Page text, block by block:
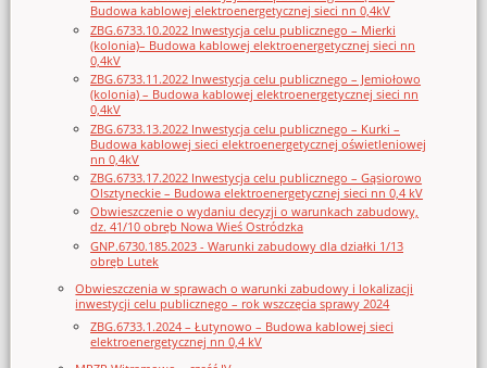
Budowa kablowej elektroenergetycznej sieci nn 0,4kV
ZBG.6733.10.2022 Inwestycja celu publicznego – Mierki
(kolonia)– Budowa kablowej elektroenergetycznej sieci nn
0,4kV
ZBG.6733.11.2022 Inwestycja celu publicznego – Jemiołowo
(kolonia) – Budowa kablowej elektroenergetycznej sieci nn
0,4kV
ZBG.6733.13.2022 Inwestycja celu publicznego – Kurki –
Budowa kablowej sieci elektroenergetycznej oświetleniowej
nn 0,4kV
ZBG.6733.17.2022 Inwestycja celu publicznego – Gąsiorowo
Olsztyneckie – Budowa elektroenergetycznej sieci nn 0,4 kV
Obwieszczenie o wydaniu decyzji o warunkach zabudowy,
dz. 41/10 obręb Nowa Wieś Ostródzka
GNP.6730.185.2023 - Warunki zabudowy dla działki 1/13
obręb Lutek
Obwieszczenia w sprawach o warunki zabudowy i lokalizacji
inwestycji celu publicznego – rok wszczęcia sprawy 2024
ZBG.6733.1.2024 – Łutynowo – Budowa kablowej sieci
elektroenergetycznej nn 0,4 kV